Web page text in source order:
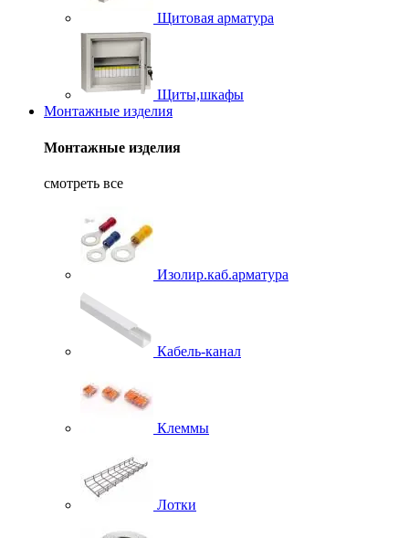
Щитовая арматура
Щиты,шкафы
Монтажные изделия
Монтажные изделия
смотреть все
Изолир.каб.арматура
Кабель-канал
Клеммы
Лотки